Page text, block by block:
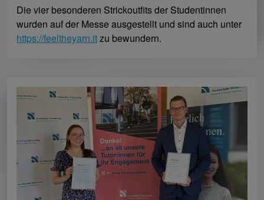
Die vier besonderen Strickoutfits der Studentinnen
wurden auf der Messe ausgestellt und sind auch unter
https://feeltheyarn.itzu bewundern.